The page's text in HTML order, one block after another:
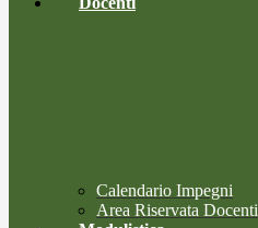
Calendario Impegni
Area Riservata Docenti